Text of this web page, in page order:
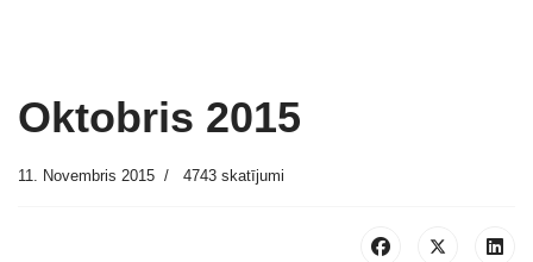
Oktobris 2015
11. Novembris 2015 4743 skatījumi